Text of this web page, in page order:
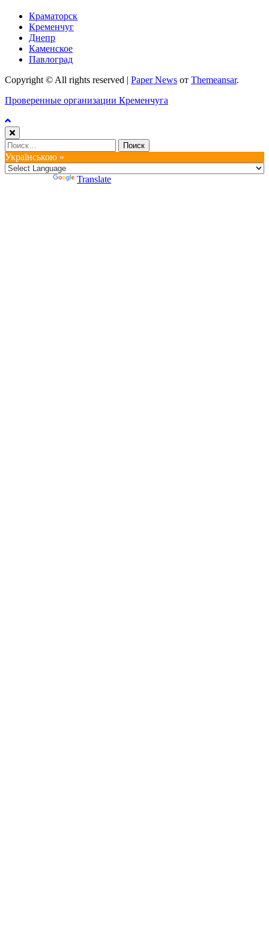
Краматорск
Кременчуг
Днепр
Каменское
Павлоград
Copyright © All rights reserved | Paper News от Themeansar.
Проверенные организации Кременчуга
Найти:
Українською »
Translate